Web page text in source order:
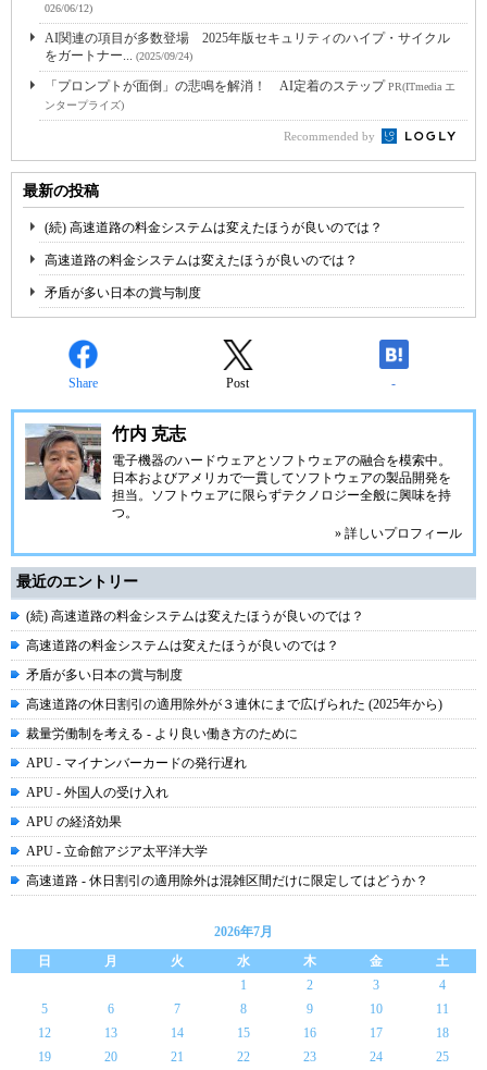
026/06/12)
AI関連の項目が多数登場 2025年版セキュリティのハイプ・サイクル
をガートナー... (2025/09/24)
「プロンプトが面倒」の悲鳴を解消！ AI定着のステップPR(ITmedia エ
ンタープライズ)
Recommended by
最新の投稿
(続) 高速道路の料金システムは変えたほうが良いのでは？
高速道路の料金システムは変えたほうが良いのでは？
矛盾が多い日本の賞与制度
Share Post -
竹内 克志
電子機器のハードウェアとソフトウェアの融合を模索中。
日本およびアメリカで一貫してソフトウェアの製品開発を
担当。ソフトウェアに限らずテクノロジー全般に興味を持
つ。
» 詳しいプロフィール
最近のエントリー
(続) 高速道路の料金システムは変えたほうが良いのでは？
高速道路の料金システムは変えたほうが良いのでは？
矛盾が多い日本の賞与制度
高速道路の休日割引の適用除外が３連休にまで広げられた (2025年から)
裁量労働制を考える - より良い働き方のために
APU - マイナンバーカードの発行遅れ
APU - 外国人の受け入れ
APU の経済効果
APU - 立命館アジア太平洋大学
高速道路 - 休日割引の適用除外は混雑区間だけに限定してはどうか？
2026年7月
日
月 火 水 木 金
土
1
2 3
4
5
6 7 8 9 10
11
12
13 14 15 16 17
18
19
20 21 22 23 24
25